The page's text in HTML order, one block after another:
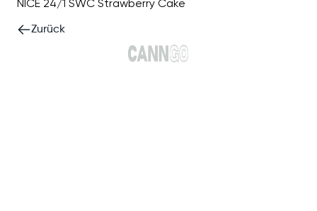
NICE 24/1 SWC Strawberry Cake
Zurück